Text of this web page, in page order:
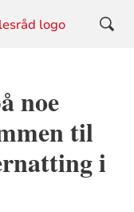
noe
til
i